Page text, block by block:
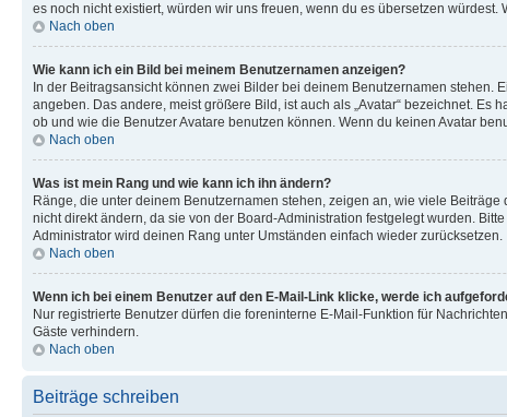
es noch nicht existiert, würden wir uns freuen, wenn du es übersetzen
Nach oben
Wie kann ich ein Bild bei meinem Benutzernamen anzeigen?
In der Beitragsansicht können zwei Bilder bei deinem Benutzernamen stehen.
angeben. Das andere, meist größere Bild, ist auch als „Avatar“ bezeichnet.
ob und wie die Benutzer Avatare benutzen können. Wenn du keinen Avatar
Nach oben
Was ist mein Rang und wie kann ich ihn ändern?
Ränge, die unter deinem Benutzernamen stehen, zeigen an, wie viele
nicht direkt ändern, da sie von der Board-Administration festgelegt wurden.
Administrator wird deinen Rang unter Umständen einfach wieder zurücksetzen.
Nach oben
Wenn ich bei einem Benutzer auf den E-Mail-Link klicke, werde ich
Nur registrierte Benutzer dürfen die foreninterne E-Mail-Funktion für
Gäste verhindern.
Nach oben
Beiträge schreiben